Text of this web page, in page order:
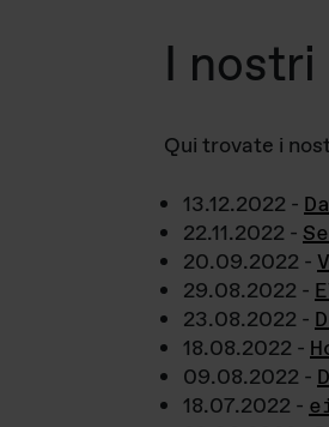
I nostri
Qui trovate i
13.12.2022 -
22.11.2022 -
20.09.2022 -
29.08.2022 -
23.08.2022 -
18.08.2022 -
09.08.2022 -
18.07.2022 -